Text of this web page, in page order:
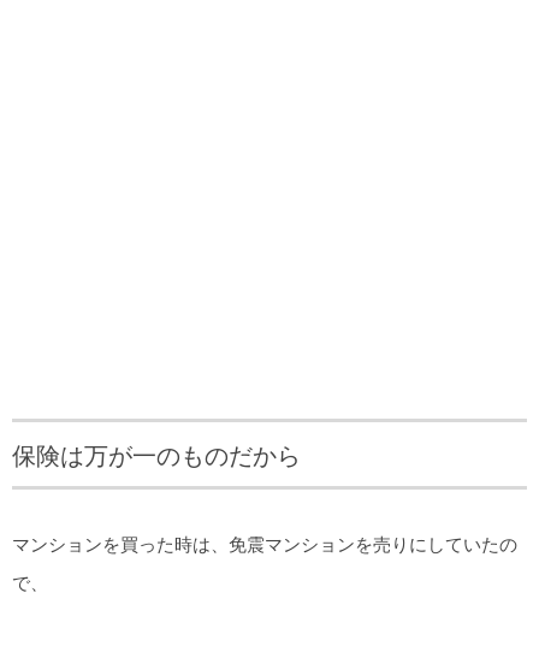
保険は万が一のものだから
マンションを買った時は、免震マンションを売りにしていたの
で、